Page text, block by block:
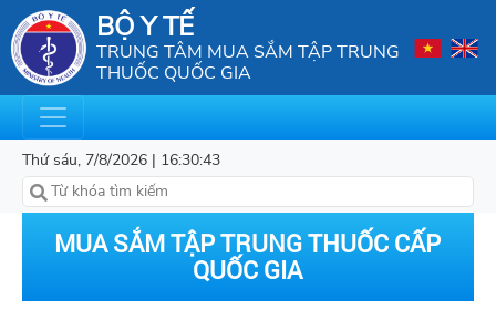
BỘ Y TẾ
TRUNG TÂM MUA SẮM TẬP TRUNG
THUỐC QUỐC GIA
Thứ sáu, 7/8/2026 | 16:30:43
MUA SẮM TẬP TRUNG THUỐC CẤP
QUỐC GIA